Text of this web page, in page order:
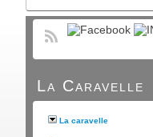
La Caravelle
La caravelle